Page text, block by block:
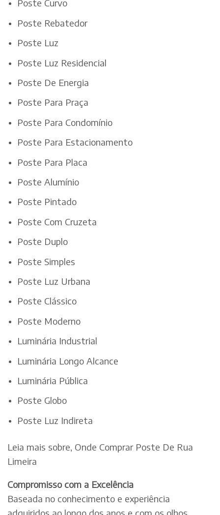
Poste Curvo
Poste Rebatedor
Poste Luz
Poste Luz Residencial
Poste De Energia
Poste Para Praça
Poste Para Condomínio
Poste Para Estacionamento
Poste Para Placa
Poste Alumínio
Poste Pintado
Poste Com Cruzeta
Poste Duplo
Poste Simples
Poste Luz Urbana
Poste Clássico
Poste Moderno
Luminária Industrial
Luminária Longo Alcance
Luminária Pública
Poste Globo
Poste Luz Indireta
Leia mais sobre, Onde Comprar Poste De Rua
Limeira
Compromisso com a Excelência
Baseada no conhecimento e experiência